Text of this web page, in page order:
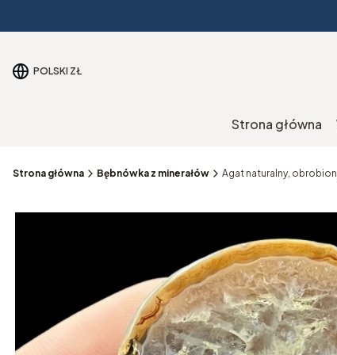
POLSKI ZŁ
Strona główna
Strona główna Bębnówka z minerałów Agat naturalny,